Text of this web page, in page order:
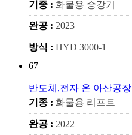
기종 : 화물용 승강기
완공 : 2023
방식 : HYD 3000-1
67
반도체,전자 온 아산공장
기종 : 화물용 리프트
완공 : 2022